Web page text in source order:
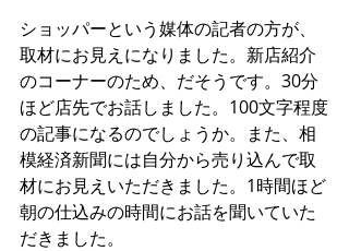
ショッパーという媒体の記者の方が、
取材にお見えになりました。新店紹介
のコーナーのため、だそうです。30分
ほど店先でお話しました。100文字程度
の記事になるのでしょうか。また、相
模経済新聞には自分から売り込んで取
材にお見えいただきました。1時間ほど
朝の仕込みの時間にお話を聞いていた
だきました。